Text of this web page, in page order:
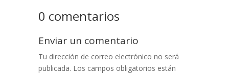
0 comentarios
Enviar un comentario
Tu dirección de correo electrónico no será
publicada. Los campos obligatorios están